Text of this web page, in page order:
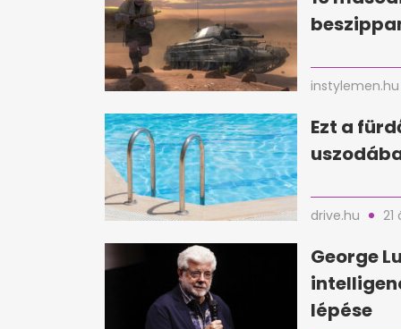
instylemen.hu
Ezt a
drive.hu 21
George
lépése